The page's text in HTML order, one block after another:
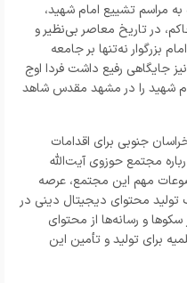
مراسم تشییع امام شهید،
در تاریخ معاصر بی‌نظیر و
بزرگوار نه‌تنها بر جامعه
جایگاهی رفیع داشت فردا اوج
شهید را در مشهد مقدس شاهد
جنوبی برای اقدامات
مجتمع حوزوی آیت‌الله
مهم این مجتمع، عرصه
محتوای دیجیتال دینی در
سکوها و رسانه‌ها از محتوای
برای تولید و تأمین این